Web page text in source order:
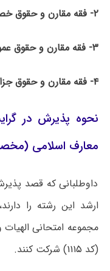
۲- فقه مقارن و حقوق خصوصی اسلامی
۳- فقه مقارن و حقوق عمومی اسلامی
۴- فقه مقارن و حقوق جزای اسلامی
نحوه پذیرش در
معارف اسلامی
داوطلبانی که قصد
ارشد این رشته را
مجموعه امتحانی
(کد ۱۱۱۵) شرکت کنند.